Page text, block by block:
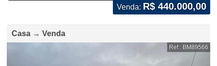
Venda: R$ 440.000,00
Casa → Venda
Ref.: BM89566